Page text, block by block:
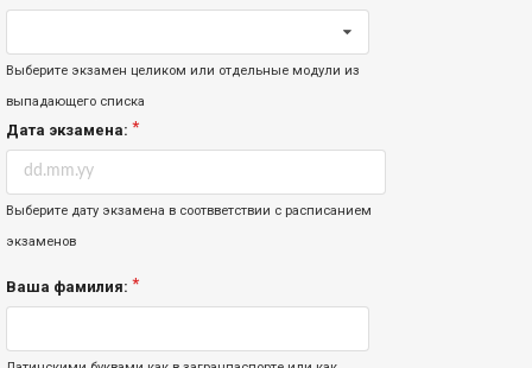
Выберите экзамен целиком или отдельные модули из
выпадающего списка
Дата экзамена:
Выберите дату экзамена в соотвветствии с расписанием
экзаменов
Ваша фамилия: